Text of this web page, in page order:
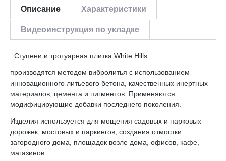
Описание Характеристики
Видеоинструкция по укладке
Ступени и тротуарная плитка White Hills
производятся методом вибролитья с использованием
инновационного литьевого бетона, качественных инертных
материалов, цемента и пигментов. Применяются
модифицирующие добавки последнего поколения.
Изделия используется для мощения садовых и парковых
дорожек, мостовых и паркингов, создания отмостки
загородного дома, площадок возле дома, офисов, кафе,
магазинов.